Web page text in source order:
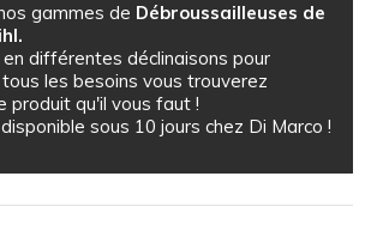
gammes de Débroussailleuses de
différentes déclinaisons pour
les besoins vous trouverez
produit qu'il vous faut !
sous 10 jours chez Di Marco !